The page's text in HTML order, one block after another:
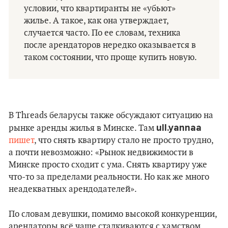
условии, что квартиранты не «убьют»
жилье. А такое, как она утверждает,
случается часто. По ее словам, техника
после арендаторов нередко оказывается в
таком состоянии, что проще купить новую.
В Threads беларусы также обсуждают ситуацию на
рынке аренды жилья в Минске. Там ull.yannaa
пишет, что снять квартиру стало не просто трудно,
а почти невозможно: «Рынок недвижимости в
Минске просто сходит с ума. Снять квартиру уже
что-то за пределами реальности. Но как же много
неадекватных арендодателей».
По словам девушки, помимо высокой конкуренции,